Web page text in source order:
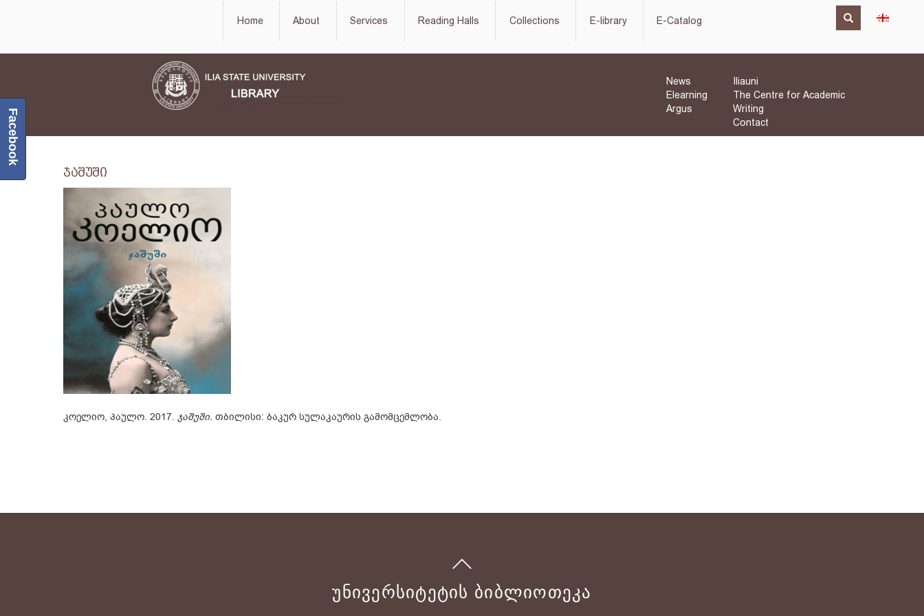
Home About Services Reading Halls Collections E-library E-Catalog
News
Elearning
Argus
Iliauni
The Centre for Academic
Writing
Contact
ჯაშუში
კოელიო, პაულო. 2017. ჯაშუში. თბილისი: ბაკურ სულაკაურის გამომცემლობა.
ᲣᲜᲘᲕᲔᲠᲡᲘᲢᲔᲢᲘᲡ ᲑᲘᲑᲚᲘᲝᲗᲔᲙᲐ
Facebook